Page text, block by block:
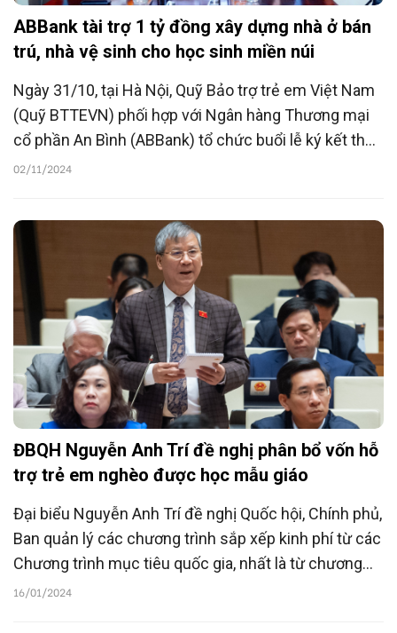
ABBank tài trợ 1 tỷ đồng xây dựng nhà ở bán
trú, nhà vệ sinh cho học sinh miền núi
Ngày 31/10, tại Hà Nội, Quỹ Bảo trợ trẻ em Việt Nam
(Quỹ BTTEVN) phối hợp với Ngân hàng Thương mại
cổ phần An Bình (ABBank) tổ chức buổi lễ ký kết thoả
thuận tài trợ xây dựng công trình nhà ở bán trú và
La, tỉnh Sơn La với tổng kinh phí 1 tỷ đồng.
02/11/2024
ĐBQH Nguyễn Anh Trí đề nghị phân bổ vốn hỗ
trợ trẻ em nghèo được học mẫu giáo
Đại biểu Nguyễn Anh Trí đề nghị Quốc hội, Chính phủ,
Ban quản lý các chương trình sắp xếp kinh phí từ các
Chương trình mục tiêu quốc gia, nhất là từ chương
trình giảm nghèo bền vững để hỗ trợ cho các cháu
16/01/2024